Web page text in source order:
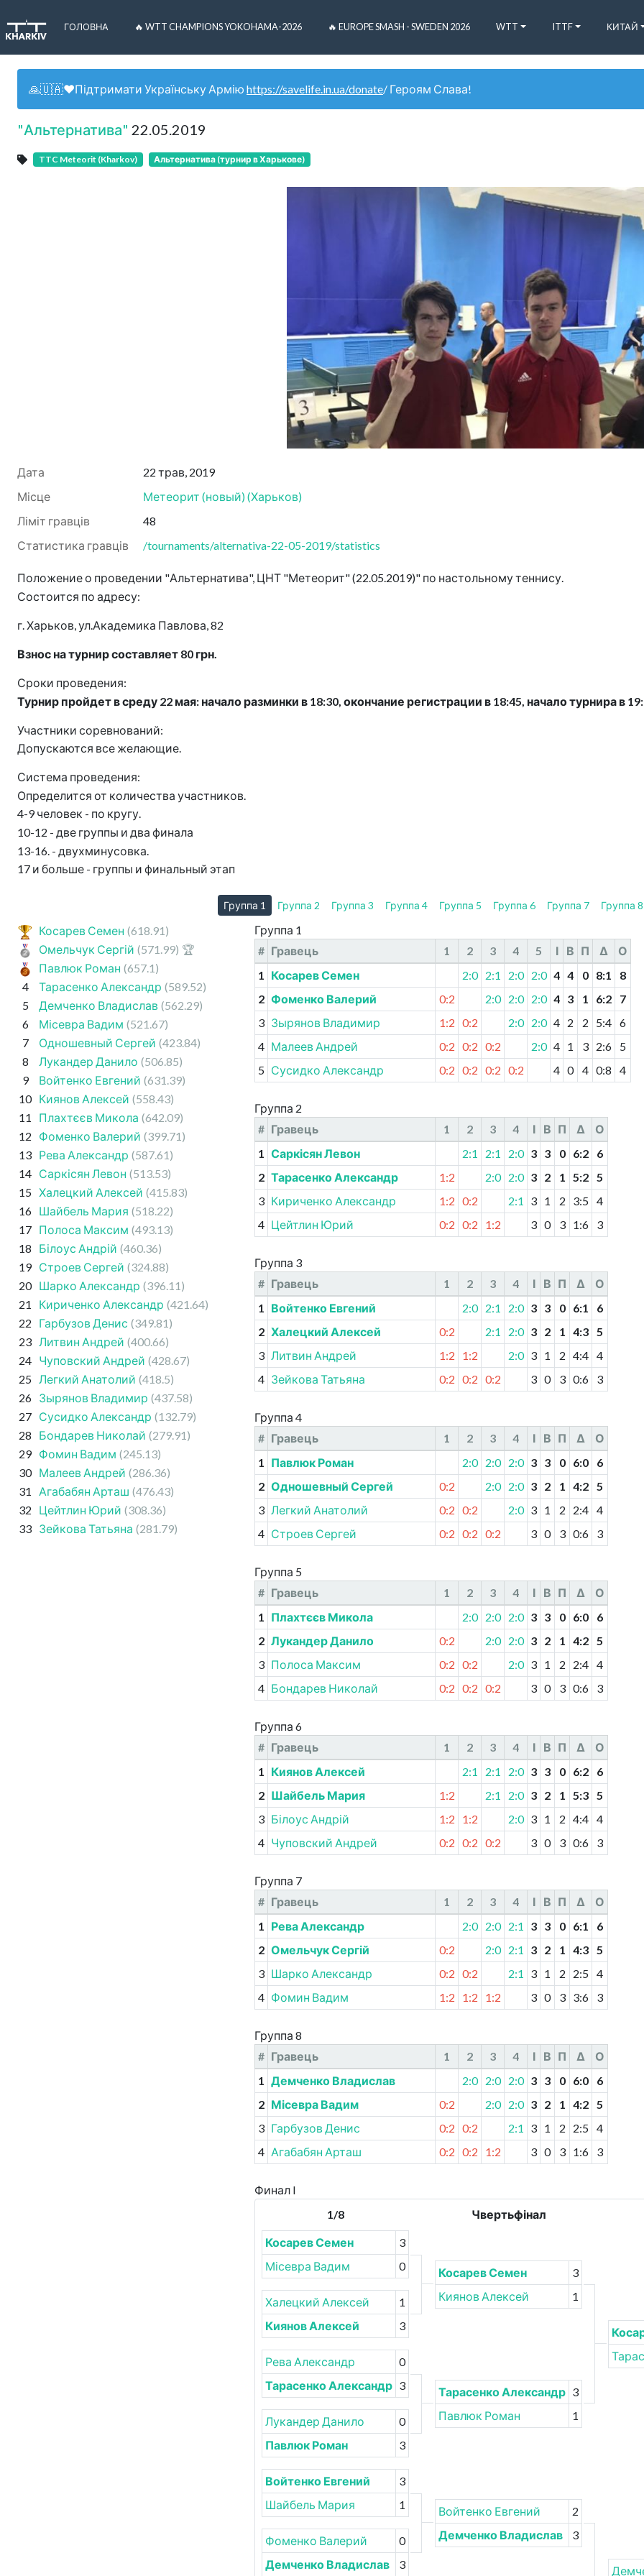
ГОЛОВНА 🔥 WTT CHAMPIONS YOKOHAMA-2026 🔥 EUROPE SMASH - SWEDEN 2026 WTT ITTF КИТАЙ
🙏🇺🇦❤️Підтримати Українську Армію https://savelife.in.ua/donate/ Героям Слава!
"Альтернатива" 22.05.2019
TTC Meteorit (Kharkov) Альтернатива (турнир в Харькове)
Дата
22 трав, 2019
Місце
Метеорит (новый)(Харьков)
Ліміт гравців
48
Статистика гравців
/tournaments/alternativa-22-05-2019/statistics
Положение о проведении "Альтернатива", ЦНТ "Метеорит" (22.05.2019)" по настольному теннису.
Состоится по адресу:
г. Харьков, ул.Академика Павлова, 82
Взнос на турнир составляет 80 грн.
Сроки проведения:
Турнир пройдет в среду 22 мая: начало разминки в 18:30, окончание регистрации в 18:45, начало турнира в
Участники соревнований:
Допускаются все желающие.
Система проведения:
Определится от количества участников.
4-9 человек - по кругу.
10-12 - две группы и два финала
13-16. - двухминусовка.
17 и больше - группы и финальный этап
Группа 1 Группа 2 Группа 3 Группа 4 Группа 5 Группа 6 Группа 7 Группа 8
Косарев Семен (618.91)
Омельчук Сергій (571.99) 🏆
Павлюк Роман (657.1)
4
Тарасенко Александр (589.52)
5
Демченко Владислав (562.29)
6
Місевра Вадим (521.67)
7
Одношевный Сергей (423.84)
8
Лукандер Данило (506.85)
9
Войтенко Евгений (631.39)
10 Киянов Алексей (558.43)
11
Плахтєєв Микола (642.09)
12
Фоменко Валерий (399.71)
13 Рева Александр (587.61)
14 Саркісян Левон (513.53)
15 Халецкий Алексей (415.83)
16 Шайбель Мария (518.22)
17 Полоса Максим (493.13)
18
Білоус Андрій (460.36)
19 Строев Сергей (324.88)
20 Шарко Александр (396.11)
21
Кириченко Александр (421.64)
22
Гарбузов Денис (349.81)
23 Литвин Андрей (400.66)
24 Чуповский Андрей (428.67)
25 Легкий Анатолий (418.5)
26 Зырянов Владимир (437.58)
27 Сусидко Александр (132.79)
28
Бондарев Николай (279.91)
29 Фомин Вадим (245.13)
30 Малеев Андрей (286.36)
31
Агабабян Арташ (476.43)
32
Цейтлин Юрий (308.36)
33 Зейкова Татьяна (281.79)
Группа 1
# Гравець 1 2 3 4 5 І В П Δ
О
1 Косарев Семен 2:0 2:1 2:0 2:0 4 4 0 8:1
8
2 Фоменко Валерий 0:2 2:0 2:0 2:0 4 3 1 6:2
7
3 Зырянов Владимир 1:2 0:2 2:0 2:0 4 2 2 5:4 6
4 Малеев Андрей 0:2 0:2 0:2 2:0 4 1 3 2:6
5
5 Сусидко Александр 0:2 0:2 0:2 0:2 4 0 4 0:8 4
Группа 2
# Гравець 1 2 3 4 І В П Δ
О
1 Саркісян Левон 2:1 2:1 2:0 3 3 0 6:2
6
2 Тарасенко Александр 1:2 2:0 2:0 3 2 1 5:2 5
3 Кириченко Александр 1:2 0:2 2:1 3 1 2 3:5 4
4 Цейтлин Юрий 0:2 0:2 1:2 3 0 3 1:6 3
Группа 3
# Гравець 1 2 3 4 І В П Δ
О
1 Войтенко Евгений 2:0 2:1 2:0 3 3 0 6:1
6
2 Халецкий Алексей 0:2 2:1 2:0 3 2 1 4:3 5
3 Литвин Андрей 1:2 1:2 2:0 3 1 2 4:4 4
4 Зейкова Татьяна 0:2 0:2 0:2 3 0 3 0:6 3
Группа 4
# Гравець 1 2 3 4 І В П Δ
О
1 Павлюк Роман 2:0 2:0 2:0 3 3 0 6:0
6
2 Одношевный Сергей 0:2 2:0 2:0 3 2 1 4:2 5
3 Легкий Анатолий 0:2 0:2 2:0 3 1 2 2:4 4
4 Строев Сергей 0:2 0:2 0:2 3 0 3 0:6 3
Группа 5
# Гравець 1 2 3 4 І В П Δ
О
1 Плахтєєв Микола 2:0 2:0 2:0 3 3 0 6:0
6
2 Лукандер Данило 0:2 2:0 2:0 3 2 1 4:2 5
3 Полоса Максим 0:2 0:2 2:0 3 1 2 2:4 4
4 Бондарев Николай 0:2 0:2 0:2 3 0 3 0:6 3
Группа 6
# Гравець 1 2 3 4 І В П Δ
О
1 Киянов Алексей 2:1 2:1 2:0 3 3 0 6:2
6
2 Шайбель Мария 1:2 2:1 2:0 3 2 1 5:3 5
3 Білоус Андрій 1:2 1:2 2:0 3 1 2 4:4 4
4 Чуповский Андрей 0:2 0:2 0:2 3 0 3 0:6 3
Группа 7
# Гравець 1 2 3 4 І В П Δ
О
1 Рева Александр 2:0 2:0 2:1 3 3 0 6:1
6
2 Омельчук Сергій 0:2 2:0 2:1 3 2 1 4:3 5
3 Шарко Александр 0:2 0:2 2:1 3 1 2 2:5 4
4 Фомин Вадим 1:2 1:2 1:2 3 0 3 3:6 3
Группа 8
# Гравець 1 2 3 4 І В П Δ
О
1 Демченко Владислав 2:0 2:0 2:0 3 3 0 6:0
6
2 Місевра Вадим 0:2 2:0 2:0 3 2 1 4:2 5
3 Гарбузов Денис 0:2 0:2 2:1 3 1 2 2:5 4
4 Агабабян Арташ 0:2 0:2 1:2 3 0 3 1:6 3
Финал I
1/8
Чвертьфінал
Косарев Семен
3
Місевра Вадим
0
Халецкий Алексей
1
Киянов Алексей
3
Рева Александр
0
Тарасенко Александр 3
Лукандер Данило
0
Павлюк Роман
3
Войтенко Евгений
3
Шайбель Мария
1
Фоменко Валерий
0
Демченко Владислав
3
Косарев Семен
3
Киянов Алексей
1
Тарасенко Александр 3
Павлюк Роман
1
Войтенко Евгений
2
Демченко Владислав
3